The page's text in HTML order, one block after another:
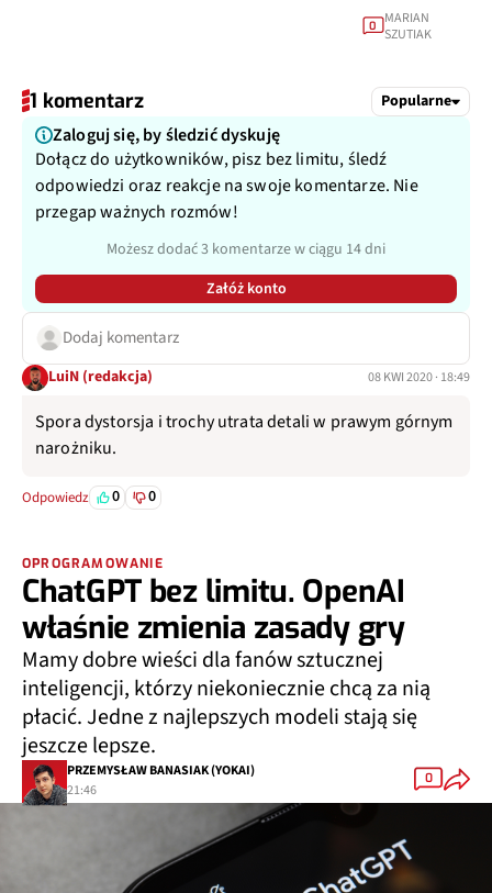
0 MARIAN
SZUTIAK
1 komentarz Popularne
Zaloguj się, by śledzić dyskuję
Dołącz do użytkowników, pisz bez limitu, śledź
odpowiedzi oraz reakcje na swoje komentarze. Nie
przegap ważnych rozmów!
Możesz dodać 3 komentarze w ciągu 14 dni
Załóż konto
Dodaj komentarz
LuiN (redakcja) 08 KWI 2020 · 18:49
Spora dystorsja i trochy utrata detali w prawym górnym
narożniku.
Odpowiedz 0 0
OPROGRAMOWANIE
ChatGPT bez limitu. OpenAI
właśnie zmienia zasady gry
Mamy dobre wieści dla fanów sztucznej
inteligencji, którzy niekoniecznie chcą za nią
płacić. Jedne z najlepszych modeli stają się
jeszcze lepsze.
PRZEMYSŁAW BANASIAK (YOKAI)
21:46
0